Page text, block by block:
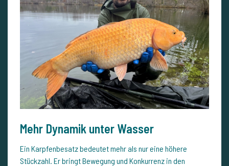
Mehr Dynamik unter Wasser
Ein Karpfenbesatz bedeutet mehr als nur eine höhere
Stückzahl. Er bringt Bewegung und Konkurrenz in den